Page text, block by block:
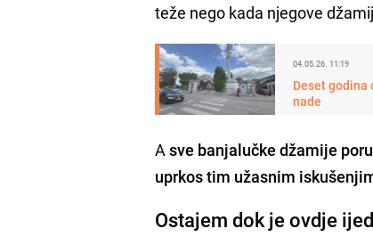
teže nego kada njegove
04.05.26. 11:19
Deset godina
nade
Asve banjalučke džamije
uprkos tim užasnim
Ostajem dok je ovdje